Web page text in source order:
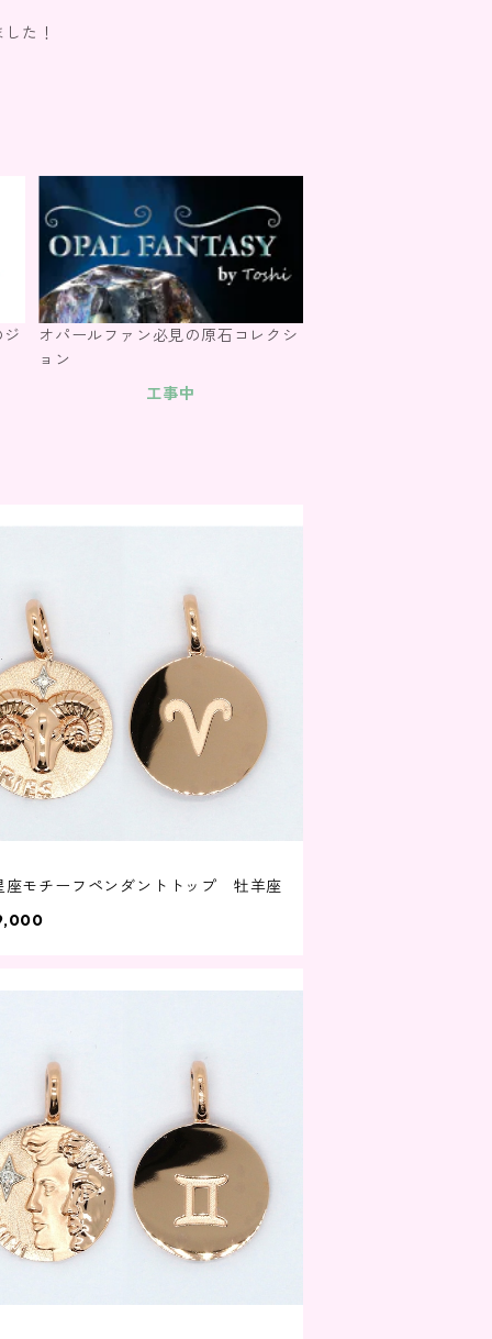
た！
オパールファン必見の原石コレクシ
ョン
工事中
座モチーフペンダントトップ 牡羊座